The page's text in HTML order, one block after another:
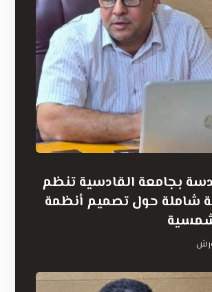
بجامعة القادسية تنظم
شاملة حول تصميم أنظمة